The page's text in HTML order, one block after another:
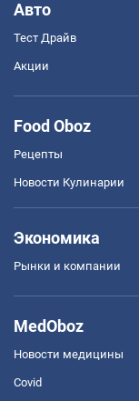
Авто
Тест Драйв
Акции
Food Oboz
Рецепты
Новости Кулинарии
Экономика
Рынки и компании
MedOboz
Новости медицины
Covid